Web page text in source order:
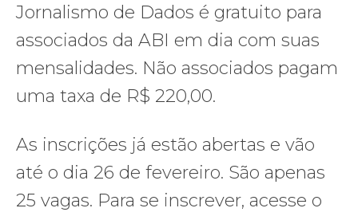
Jornalismo de Dados é gratuito para
associados da ABI em dia com suas
mensalidades. Não associados pagam
uma taxa de R$ 220,00.
As inscrições já estão abertas e vão
até o dia 26 de fevereiro. São apenas
25 vagas. Para se inscrever, acesse o